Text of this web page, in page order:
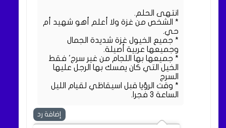
انتهى الحلم.
* الشخص من غزة ولا أعلم أهو شهيد أم
حي.
* جميع الخيول غزة شديدة الجمال
وجميعها عربية أصيلة.
* جميعها بها اللجام من غير سرج' فقط
الخيل التي كان يمسك بها الرجل عليها
السرج
* وقت الرؤيا قبل اسيقاظي لقيام الليل
الساعة ٣ فجرا.
إضافة رد